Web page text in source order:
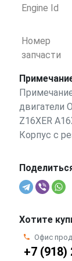
Engine Id
Номер
запчасти
двигатели
Z16XER
Корпус с
Хотите
Офис
+7 (918)